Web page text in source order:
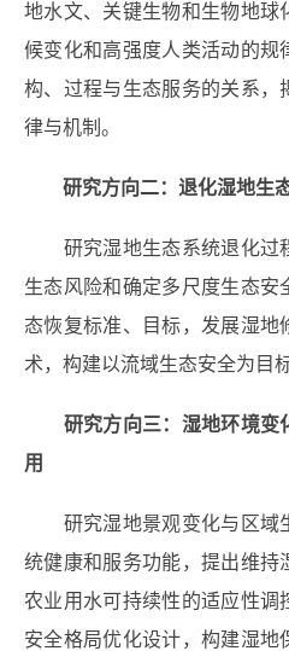
地水文、关键生物和生物地球
候变化和高强度人类活动的规
构、过程与生态服务的关系，
律与机制。
研究方向二：退化湿地生
研究湿地生态系统退化过
生态风险和确定多尺度生态安
态恢复标准、目标，发展湿地
术，构建以流域生态安全为目
研究方向三：湿地环境变
用
研究湿地景观变化与区域
统健康和服务功能，提出维持
农业用水可持续性的适应性调
安全格局优化设计，构建湿地